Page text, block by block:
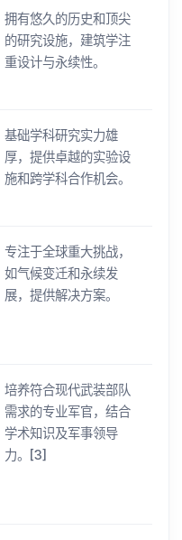
拥有悠久的历史和顶尖
的研究设施，建筑学注
重设计与永续性。
基础学科研究实力雄
厚，提供卓越的实验设
施和跨学科合作机会。
专注于全球重大挑战，
如气候变迁和永续发
展，提供解决方案。
培养符合现代武装部队
需求的专业军官，结合
学术知识及军事领导
力。[3]